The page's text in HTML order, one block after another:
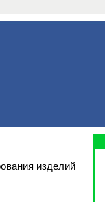
изделий